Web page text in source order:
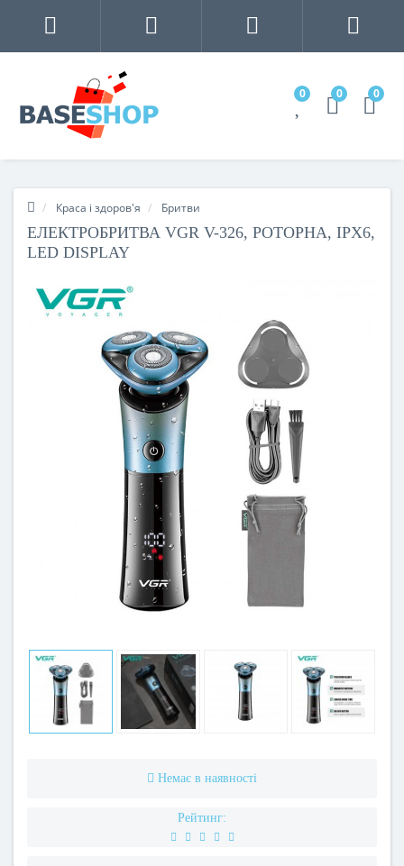
0 0 0
Краса і здоров'я Бритви
ЕЛЕКТРОБРИТВА VGR V-326, РОТОРНА, IPX6,
LED DISPLAY
Немає в наявності
Рейтинг: